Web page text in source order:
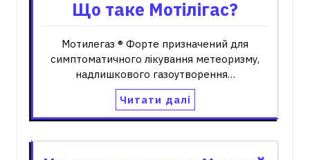
Що таке Мотілігас?
Мотилегаз ® Форте призначений для
симптоматичного лікування метеоризму,
надлишкового газоутворення…
Читати далі